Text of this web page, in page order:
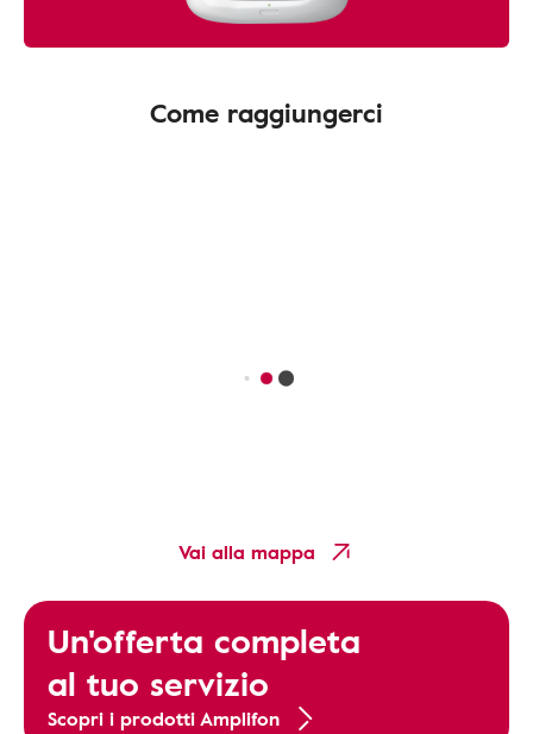
Come raggiungerci
Vai alla mappa
Un'offerta completa
al tuo servizio
Scopri i prodotti Amplifon